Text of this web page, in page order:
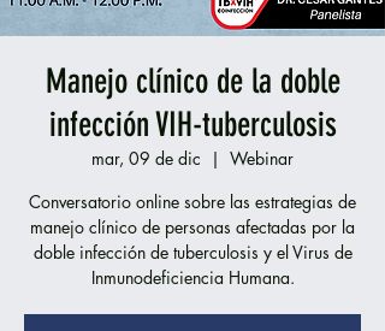
Manejo clínico de la doble
infección VIH-tuberculosis
mar, 09 de dic
  |
Webinar
Conversatorio online sobre las estrategias de
manejo clínico de personas afectadas por la
doble infección de tuberculosis y el Virus de
Inmunodeficiencia Humana.